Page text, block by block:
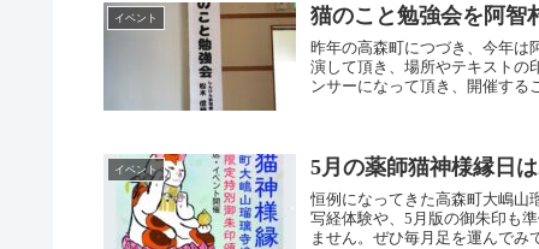
イベント 猫のこと勉強会を阿智
昨年の高森町につづき、今年は
演して頂き、場所やテキストの
ンサーになって頂き、開催する
イベント 5月の薬師猫神様縁日
恒例になってきた高森町大嶋山
写経体験や、5月版の御朱印も
ません。ぜひ毎月足を運んでみ